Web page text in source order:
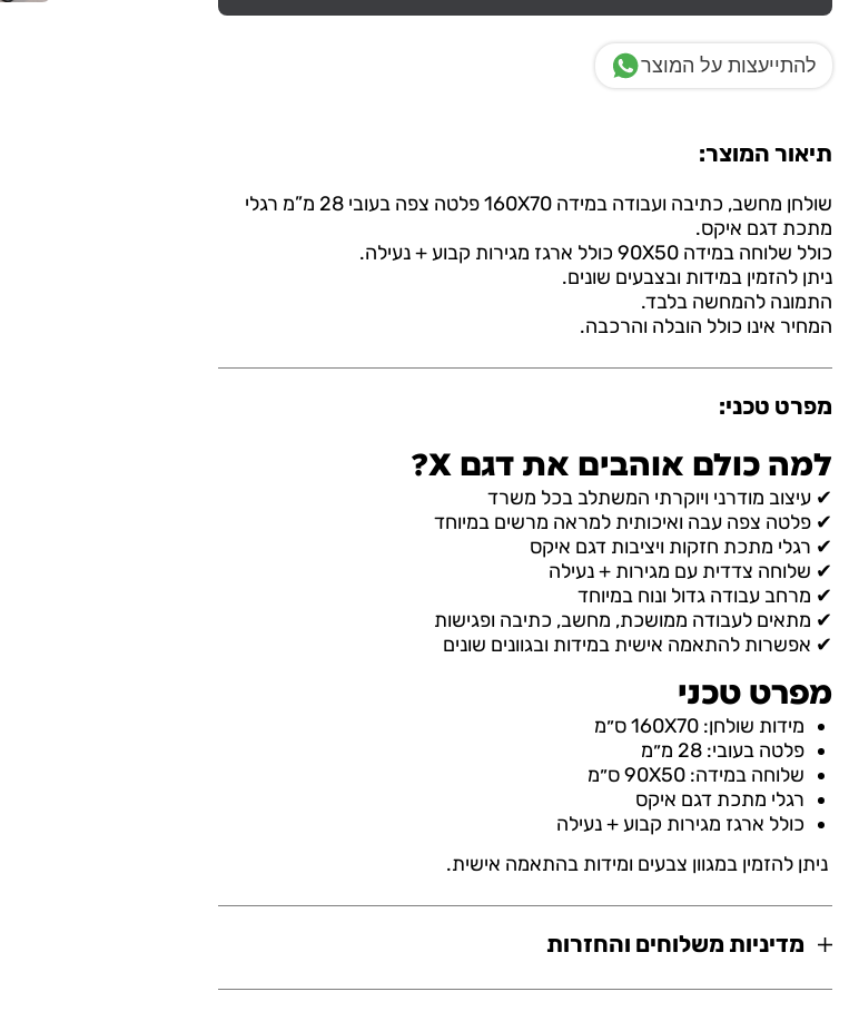
להתייעצות על המוצר
תיאור המוצר:
שולחן מחשב, כתיבה ועבודה במידה 160X70 פלטה צפה בעובי 28 מ”מ רגלי
מתכת דגם איקס.
כולל שלוחה במידה 90X50 כולל ארגז מגירות קבוע + נעילה.
ניתן להזמין במידות ובצבעים שונים.
התמונה להמחשה בלבד.
המחיר אינו כולל הובלה והרכבה.
מפרט טכני:
למה כולם אוהבים את דגם X?
✔ עיצוב מודרני ויוקרתי המשתלב בכל משרד
✔ פלטה צפה עבה ואיכותית למראה מרשים במיוחד
✔ רגלי מתכת חזקות ויציבות דגם איקס
✔ שלוחה צדדית עם מגירות + נעילה
✔ מרחב עבודה גדול ונוח במיוחד
✔ מתאים לעבודה ממושכת, מחשב, כתיבה ופגישות
✔ אפשרות להתאמה אישית במידות ובגוונים שונים
מפרט טכני
מידות שולחן: 160X70 ס״מ
פלטה בעובי: 28 מ״מ
שלוחה במידה: 90X50 ס״מ
רגלי מתכת דגם איקס
כולל ארגז מגירות קבוע + נעילה
ניתן להזמין במגוון צבעים ומידות בהתאמה אישית.
מדיניות משלוחים והחזרות